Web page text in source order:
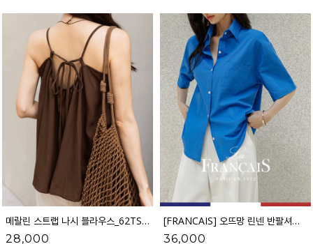
메랄린 스트랩 나시 블라우스_62TS2610
28,000
[FRANCAIS] 오뜨망 린넨 반팔셔츠 _F6H416TS
36,000